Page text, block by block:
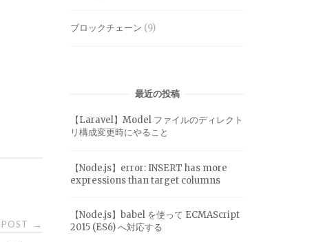
→
ブロックチェーン (9)
最近の投稿
【Laravel】Model ファイルのディレクト
リ構成変更時にやること
【Node.js】error: INSERT has more
expressions than target columns
【Node.js】babel を使って ECMAScript
2015 (ES6) へ対応する